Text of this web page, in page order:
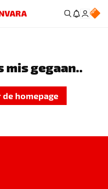
mis gegaan..
de homepage